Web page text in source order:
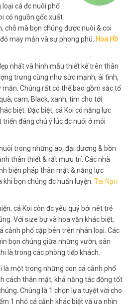
cá đc nuôi phổ
có nguồn gốc xuất
chỗ mà bọn chúng được nuôi & coi
may mắn và sự phong phú. Hoa Hồ
nhất và hình mẫu thiết kế trên thân
trưng cũng như sức mạnh, ái tình,
Chúng rất có thể bao gồm sắc tố
cam, Black, xanh, tím cho tới
biệt. Đặc biệt, cá Koi có năng lực
đáng chú ý lúc đc nuôi ở môi
trong những ao, đại dương & bồn
thân thiết & rất mưu trí. Các nhà
biện pháp thân mật & năng lực
bọn chúng đc huấn luyện. Tai Nạn
cá Koi còn đc yêu quý bởi nét trẻ
Với size bự và hoa văn khác biệt,
cảnh phổ cập bên trên nhân loại. Các
bọn chúng giữa những vườn, sân
là trong các phòng tiếp khách.
là một trong những con cá cảnh phổ
cách thân mật, khả năng tác động tốt
Chúng là 1 chọn lựa tuyệt vời cho
1 nhỏ cá cảnh khác biệt và ưa nhìn